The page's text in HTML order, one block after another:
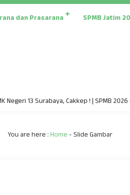
dan Prasarana SPMB Jatim
13 Surabaya, Cakkep ! | SPMB 2026
You are here :Home-Slide Gambar